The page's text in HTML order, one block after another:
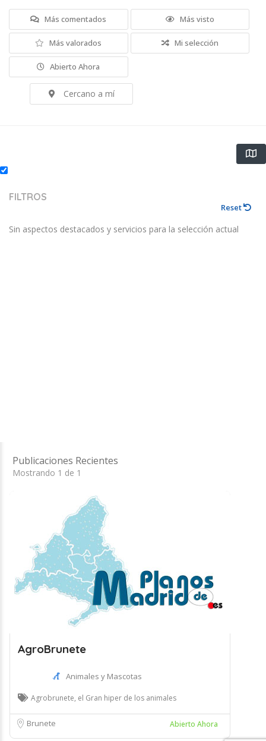
Más comentados Más visto
Más valorados Mi selección
Abierto Ahora
Cercano a mí
FILTROS
Reset
Sin aspectos destacados y servicios para la selección actual
Publicaciones Recientes
Mostrando 1 de 1
AgroBrunete
Animales y Mascotas
Agrobrunete, el Gran hiper de los animales
Brunete Abierto Ahora